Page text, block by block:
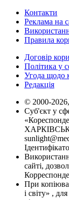
Контакти
Реклама на
Правила
Договір
Політика у
Угода щодо
Редакція
© 2000-
Суб'єкт у
сайті,
При
і світу» ,